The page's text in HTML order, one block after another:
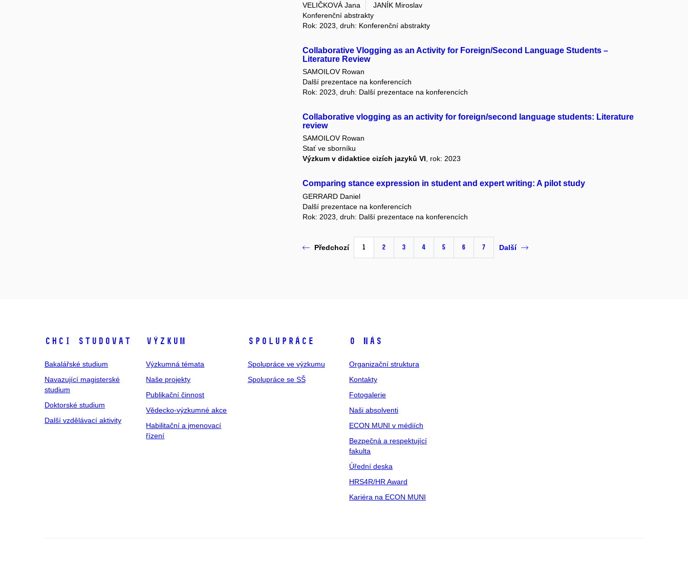
VELIČKOVÁ Jana
JANÍK Miroslav
Konferenční abstrakty
Rok: 2023, druh: Konferenční abstrakty
Collaborative Vlogging as an Activity for Foreign/Second Language Students –
Literature Review
SAMOILOV Rowan
Další prezentace na konferencích
Rok: 2023, druh: Další prezentace na konferencích
Collaborative vlogging as an activity for foreign/second language students: Literature
review
SAMOILOV Rowan
Stať ve sborníku
Výzkum v didaktice cizích jazyků VI, rok: 2023
Comparing stance expression in student and expert writing: A pilot study
GERRARD Daniel
Další prezentace na konferencích
Rok: 2023, druh: Další prezentace na konferencích
Předchozí 1 2 3 4 5 6 7 Další
Chci studovat
Bakalářské studium
Navazující magisterské
studium
Doktorské studium
Další vzdělávací aktivity
Výzkum
Výzkumná témata
Naše projekty
Publikační činnost
Vědecko-výzkumné akce
Habilitační a jmenovací
řízení
Spolupráce
Spolupráce ve výzkumu
Spolupráce se SŠ
O nás
Organizační struktura
Kontakty
Fotogalerie
Naši absolventi
ECON MUNI v médiích
Bezpečná a respektující
fakulta
Úřední deska
HRS4R/HR Award
Kariéra na ECON MUNI